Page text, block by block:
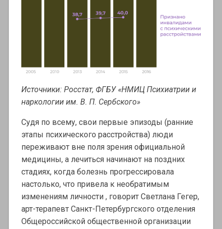
Источники: Росстат, ФГБУ «НМИЦ Психиатрии и
наркологии им. В. П. Сербского»
Судя по всему, свои первые эпизоды (ранние
этапы психического расстройства) люди
переживают вне поля зрения официальной
медицины, а лечиться начинают на поздних
стадиях, когда болезнь прогрессировала
настолько, что привела к необратимым
изменениям личности , говорит Светлана Гегер,
арт-терапевт Санкт-Петербургского отделения
Общероссийской общественной организации